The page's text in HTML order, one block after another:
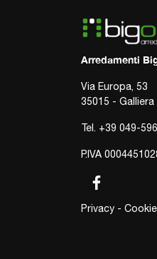
Arredamenti
Via Europa, 53
35015 - Galliera
Tel. +39 049-
P.IVA
Privacy - Cookie